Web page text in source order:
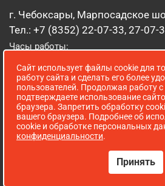
г. Чебоксары, Марпосадское
Тел.: +7 (8352) 22-07-33, 27-07-
Часы работы:
Суббота, Воскресенье: с 8:00 до
г. Йошкар-Ола, ул.
Тел.: (8362) 41-07-31
Часы работы:
Понедельник – Пятница: с 8:00 до
Сайт использует файлы cookie для
работу сайта и сделать его более
пользователей. Продолжая работу
подтверждаете использование
браузера. Запретить обработку
вашего браузера. Подробнее об
cookie и обработке персональных
конфиденциальности.
Принять